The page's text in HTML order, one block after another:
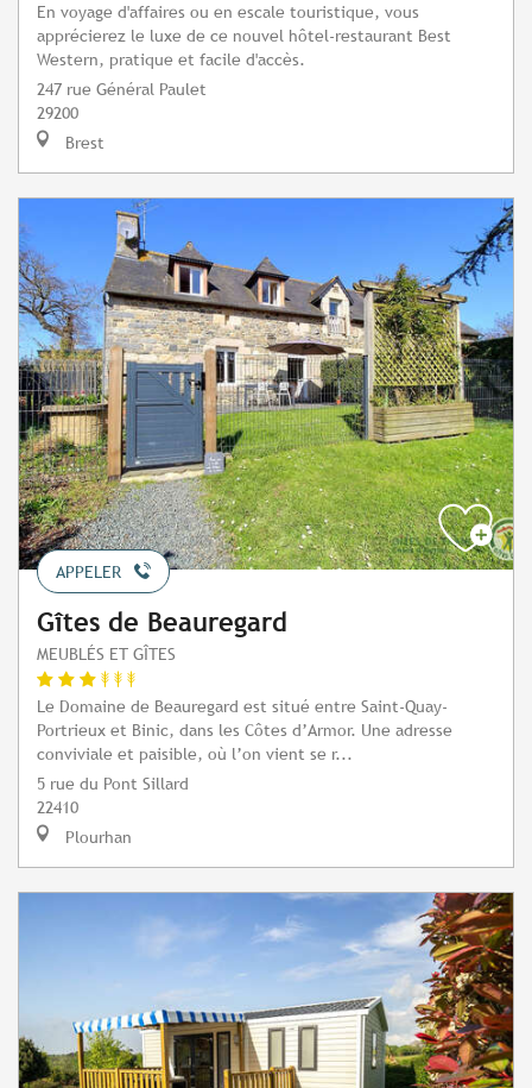
En voyage d'affaires ou en escale touristique, vous
apprécierez le luxe de ce nouvel hôtel-restaurant Best
Western, pratique et facile d'accès.
247 rue Général Paulet
29200
Brest
APPELER
Gîtes de Beauregard
MEUBLÉS ET GÎTES
Le Domaine de Beauregard est situé entre Saint-Quay-
Portrieux et Binic, dans les Côtes d’Armor. Une adresse
conviviale et paisible, où l’on vient se r...
5 rue du Pont Sillard
22410
Plourhan